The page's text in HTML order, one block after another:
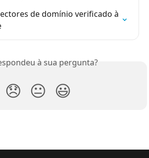
de domínio verificado à
à sua pergunta?
😞 😐 😃